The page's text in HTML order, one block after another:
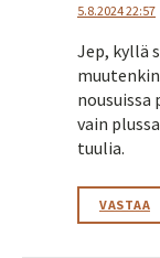
5.8.2024 22:57
Jep, kyllä
nousuissa
vain
tuulia.
VASTAA